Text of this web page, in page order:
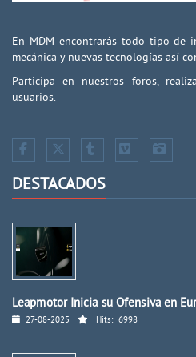
En MDM encontrarás todo tipo de
mecánica y nuevas tecnologías así
Participa en nuestros foros,
usuarios.
DESTACADOS
Leapmotor Inicia su Ofensiva en
27-08-2025 Hits: 6998